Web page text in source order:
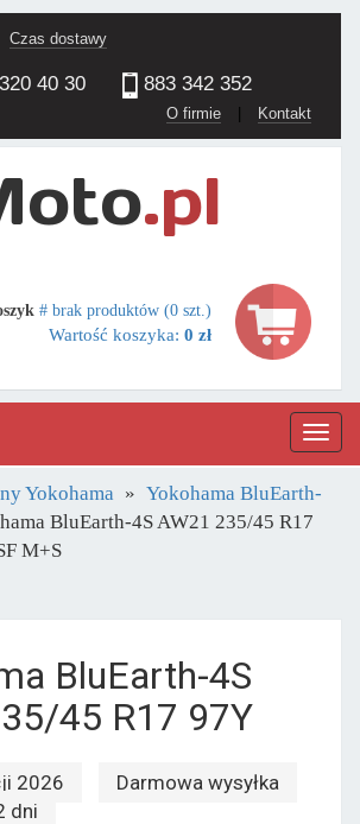
Czas dostawy
40 30 883 342 352
O firmie | Kontakt
# brak produktów (0 szt.)
Wartość koszyka: 0 zł
Yokohama
Yokohama BluEarth-
BluEarth-4S AW21 235/45 R17
M+S
BluEarth-4S
45 R17 97Y
2026
Darmowa wysyłka
dni